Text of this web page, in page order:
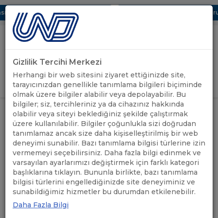
Dijital UBAK Bölümü Hakkında UND, Yunanistan Vize
Uluslararası Nakliyeciler Derneği
GİRİŞ YAP
ANASAYFA /
UND'DEN
HABERLER
/
"7440 SAYILI KANUN KAPSAMINDA
BÜYÜK YAPILANDIRMA FIRSATI"
WEBİNARI GERÇEKLEŞTİRİLDİ
"7440 SAYILI KANUN
KAPSAMINDA BÜYÜK
YAPILANDIRMA FIRSATI"
WEBİNARI
Gizlilik Tercihi Merkezi
Herhangi bir web sitesini ziyaret ettiğinizde site,
tarayıcınızdan genellikle tanımlama bilgileri biçiminde
olmak üzere bilgiler alabilir veya depolayabilir. Bu
bilgiler; siz, tercihleriniz ya da cihazınız hakkında
olabilir veya siteyi beklediğiniz şekilde çalıştırmak
üzere kullanılabilir. Bilgiler çoğunlukla sizi doğrudan
tanımlamaz ancak size daha kişiselleştirilmiş bir web
deneyimi sunabilir. Bazı tanımlama bilgisi türlerine izin
vermemeyi seçebilirsiniz. Daha fazla bilgi edinmek ve
varsayılan ayarlarımızı değiştirmek için farklı kategori
başlıklarına tıklayın. Bununla birlikte, bazı tanımlama
bilgisi türlerini engellediğinizde site deneyiminiz ve
sunabildiğimiz hizmetler bu durumdan etkilenebilir.
Daha Fazla Bilgi